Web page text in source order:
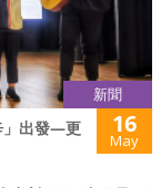
新聞
」出發—更
16
May